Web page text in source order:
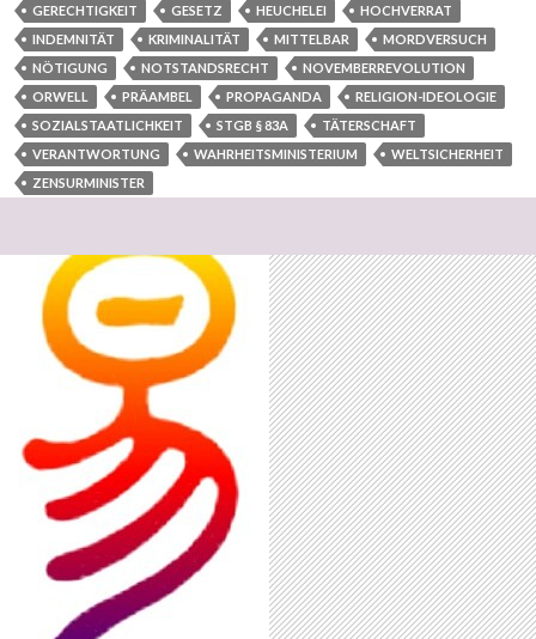
GERECHTIGKEIT
GESETZ HEUCHELEI
HOCHVERRAT
INDEMNITÄT
KRIMINALITÄT MITTELBAR
MORDVERSUCH
NÖTIGUNG
NOTSTANDSRECHT
NOVEMBERREVOLUTION
ORWELL
PRÄAMBEL PROPAGANDA
RELIGION-IDEOLOGIE
SOZIALSTAATLICHKEIT
STGB § 83A
TÄTERSCHAFT
VERANTWORTUNG
WAHRHEITSMINISTERIUM
WELTSICHERHEIT
ZENSURMINISTER